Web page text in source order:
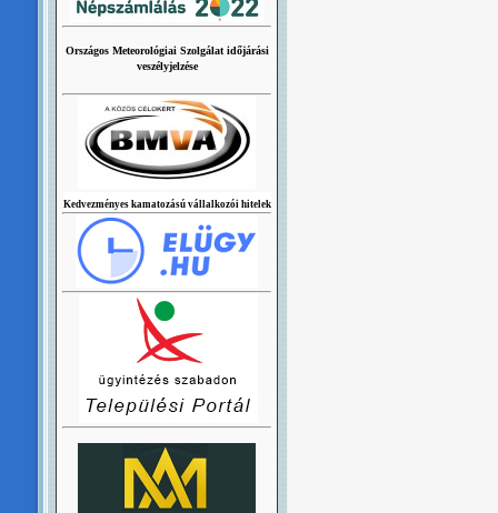
Országos Meteorológiai Szolgálat időjárási
veszélyjelzése
Kedvezményes kamatozású vállalkozói hitelek